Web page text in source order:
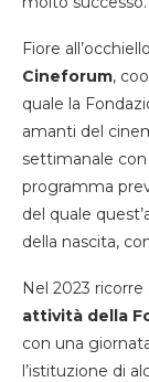
Fiore
Cineforum,
quale la
amanti del
settimanale
programma
del quale
della nascita,
Nel 2023 ricorre
attività della
con una
l’istituzione di